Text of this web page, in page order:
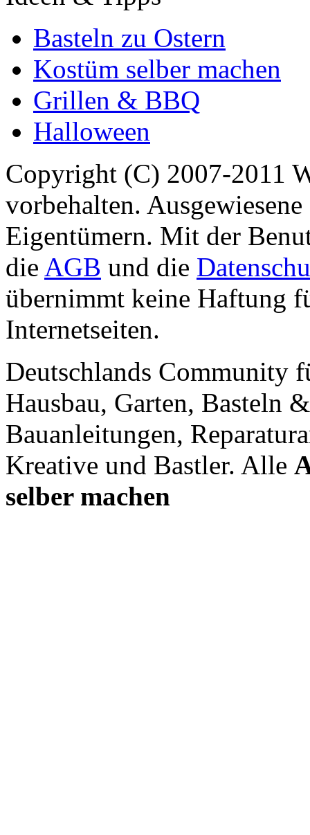
Basteln zu Ostern
Kostüm selber machen
Grillen & BBQ
Halloween
Copyright (C) 2007-2011
vorbehalten.
Eigentümern. Mit der
die AGB und die
übernimmt keine Haftung
Internetseiten.
Deutschlands Community
Hausbau, Garten, Basteln
Bauanleitungen,
Kreative und Bastler. Alle
selber machen